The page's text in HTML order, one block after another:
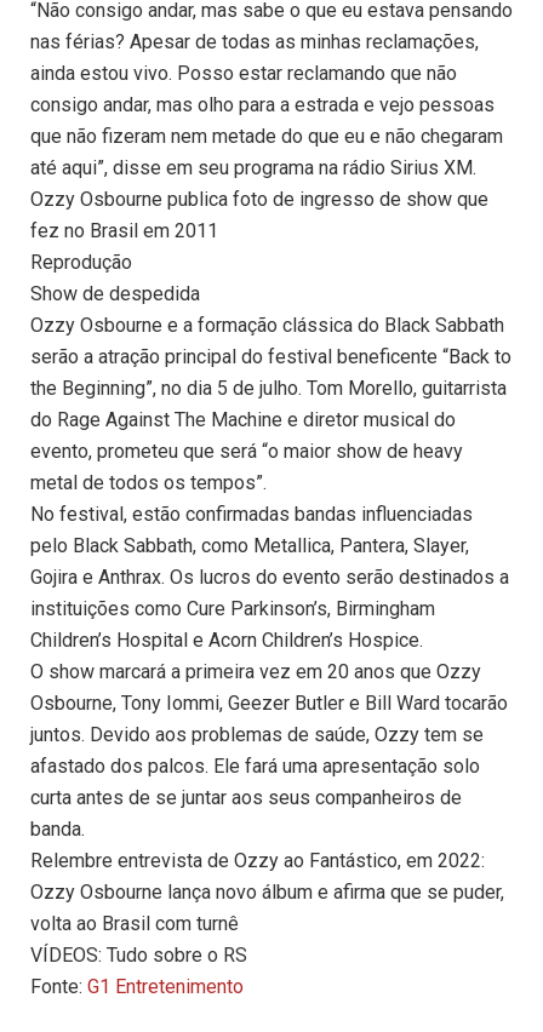
“Não consigo andar, mas sabe o que eu estava pensando
nas férias? Apesar de todas as minhas reclamações,
ainda estou vivo. Posso estar reclamando que não
consigo andar, mas olho para a estrada e vejo pessoas
que não fizeram nem metade do que eu e não chegaram
até aqui”, disse em seu programa na rádio Sirius XM.
Ozzy Osbourne publica foto de ingresso de show que
fez no Brasil em 2011
Reprodução
Show de despedida
Ozzy Osbourne e a formação clássica do Black Sabbath
serão a atração principal do festival beneficente “Back to
the Beginning”, no dia 5 de julho. Tom Morello, guitarrista
do Rage Against The Machine e diretor musical do
evento, prometeu que será “o maior show de heavy
metal de todos os tempos”.
No festival, estão confirmadas bandas influenciadas
pelo Black Sabbath, como Metallica, Pantera, Slayer,
Gojira e Anthrax. Os lucros do evento serão destinados a
instituições como Cure Parkinson’s, Birmingham
Children’s Hospital e Acorn Children’s Hospice.
O show marcará a primeira vez em 20 anos que Ozzy
Osbourne, Tony Iommi, Geezer Butler e Bill Ward tocarão
juntos. Devido aos problemas de saúde, Ozzy tem se
afastado dos palcos. Ele fará uma apresentação solo
curta antes de se juntar aos seus companheiros de
banda.
Relembre entrevista de Ozzy ao Fantástico, em 2022:
Ozzy Osbourne lança novo álbum e afirma que se puder,
volta ao Brasil com turnê
VÍDEOS: Tudo sobre o RS
Fonte: G1 Entretenimento